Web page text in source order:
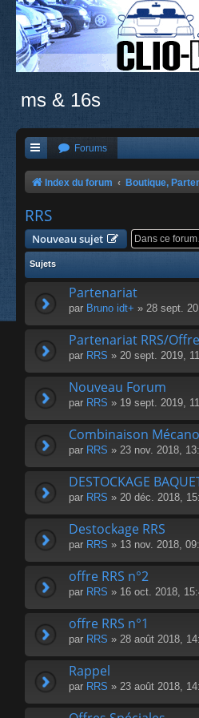
ms & 16s
Forums
Index du forum Boutique,
RRS
Nouveau sujet
Sujets
Partenariat
par Bruno idt+ » 28 sept.
Partenariat RRS/
par RRS » 20 sept. 2019,
Nouveau Forum
par RRS » 19 sept. 2019,
Combinaison
par RRS » 23 nov. 2018,
DESTOCKAGE
par RRS » 20 déc. 2018,
Destockage RRS
par RRS » 13 nov. 2018,
offre RRS n°2
par RRS » 16 oct. 2018,
offre RRS n°1
par RRS » 28 août 2018,
Rappel
par RRS » 23 août 2018,